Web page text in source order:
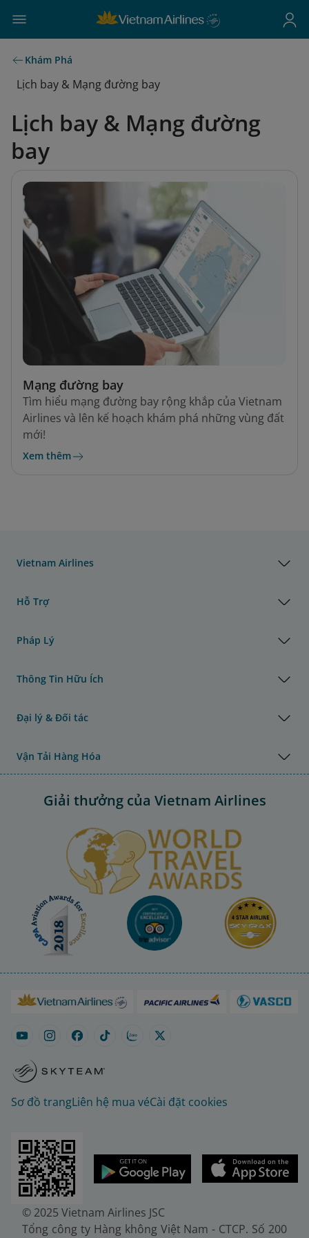
Khám Phá
Lịch bay & Mạng đường bay
Lịch bay & Mạng đường
bay
Mạng đường bay
Tìm hiểu mạng đường bay rộng khắp của Vietnam
Airlines và lên kế hoạch khám phá những vùng đất
mới!
Xem thêm
Vietnam Airlines
Hỗ Trợ
Pháp Lý
Thông Tin Hữu Ích
Đại lý & Đối tác
Vận Tải Hàng Hóa
Giải thưởng của Vietnam Airlines
Sơ đồ trangLiên hệ mua véCài đặt cookies
© 2025 Vietnam Airlines JSC
Tổng công ty Hàng không Việt Nam - CTCP. Số 200